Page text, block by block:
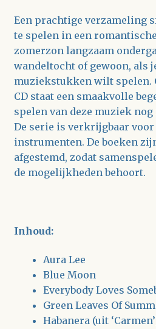
Een prachtige verzameling
te spelen in een
zomerzon langzaam
wandeltocht of gewoon, als
muziekstukken wilt spelen.
CD staat een smaakvolle
spelen van deze muziek
De serie is verkrijgbaar
instrumenten. De boeken
afgestemd, zodat
de mogelijkheden behoort.
Inhoud:
Aura Lee
Blue Moon
Everybody Loves
Green Leaves Of
Habanera (uit